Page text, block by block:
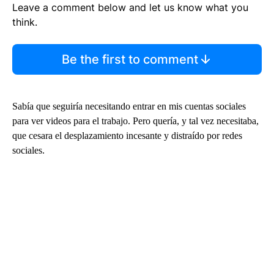
Leave a comment below and let us know what you
think.
Be the first to comment
Sabía que seguiría necesitando entrar en mis cuentas sociales
para ver videos para el trabajo. Pero quería, y tal vez necesitaba,
que cesara el desplazamiento incesante y distraído por redes
sociales.